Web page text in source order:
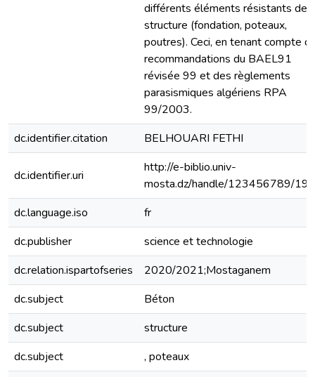
différents éléments résistants de
structure (fondation, poteaux,
poutres). Ceci, en tenant compte
recommandations du BAEL91
révisée 99 et des règlements
parasismiques algériens RPA
99/2003.
dc.identifier.citation
BELHOUARI FETHI
dc.identifier.uri
http://e-biblio.univ-
mosta.dz/handle/123456789/
dc.language.iso
fr
dc.publisher
science et technologie
dc.relation.ispartofseries
2020/2021;Mostaganem
dc.subject
Béton
dc.subject
structure
dc.subject
, poteaux